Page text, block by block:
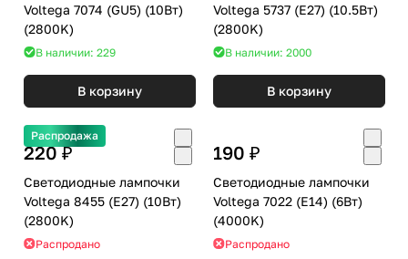
Voltega 7074 (GU5) (10Вт)
(2800K)
В наличии: 229
В корзину
Voltega 5737 (E27) (10.5Вт)
(2800K)
В наличии: 2000
В корзину
Распродажа
220 ₽
Светодиодные лампочки
Voltega 8455 (E27) (10Вт)
(2800K)
Распродано
190 ₽
Светодиодные лампочки
Voltega 7022 (E14) (6Вт)
(4000K)
Распродано